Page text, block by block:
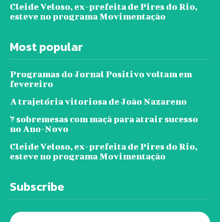
Cleide Veloso, ex-prefeita de Pires do Rio,
esteve no programa Movimentação
Most popular
Programas do Jornal Positivo voltam em
fevereiro
A trajetória vitoriosa de João Nazareno
7 sobremesas com maçã para atrair sucesso
no Ano-Novo
Cleide Veloso, ex-prefeita de Pires do Rio,
esteve no programa Movimentação
Subscribe